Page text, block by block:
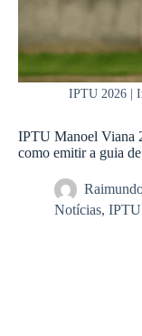
IPTU 2026 |
IPTU Manoel Viana
como emitir a guia
Notícias, IPTU